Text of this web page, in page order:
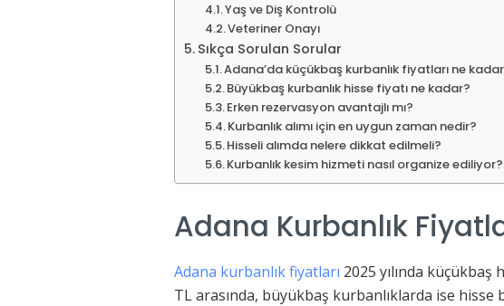
Yaş ve Diş Kontrolü
Veteriner Onayı
Sıkça Sorulan Sorular
Adana’da küçükbaş kurbanlık fiyatları ne
Büyükbaş kurbanlık hisse fiyatı ne kadar?
Erken rezervasyon avantajlı mı?
Kurbanlık alımı için en uygun zaman nedir?
Hisseli alımda nelere dikkat edilmeli?
Kurbanlık kesim hizmeti nasıl organize ediliyor?
Adana Kurbanlık
Adana kurbanlık fiyatları 2025 yılında
TL arasında, büyükbaş kurbanlıklarda ise hisse